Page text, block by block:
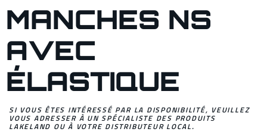
MANCHES NS
AVEC
ÉLASTIQUE
SI VOUS ÊTES INTÉRESSÉ PAR LA DISPONIBILITÉ, VEUILLEZ
VOUS ADRESSER À UN SPÉCIALISTE DES PRODUITS
LAKELAND OU À VOTRE DISTRIBUTEUR LOCAL.